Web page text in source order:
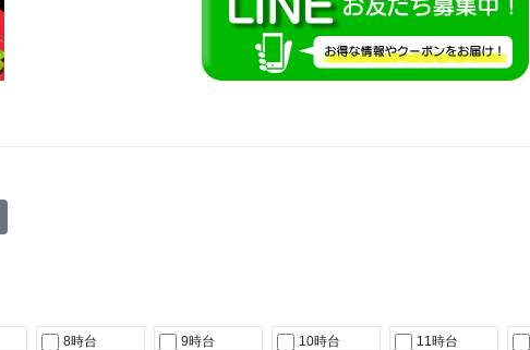
8時台 9時台 10時台 11時台